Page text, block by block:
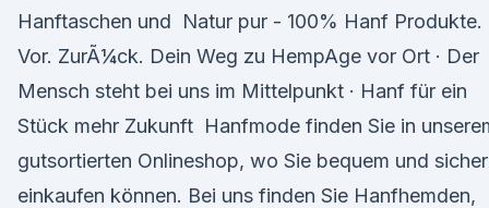
Hanftaschen und Natur pur - 100% Hanf Produkte.
Vor. ZurÃ¼ck. Dein Weg zu HempAge vor Ort · Der
Mensch steht bei uns im Mittelpunkt · Hanf für ein
Stück mehr Zukunft Hanfmode finden Sie in
gutsortierten Onlineshop, wo Sie bequem und sicher
einkaufen können. Bei uns finden Sie Hanfhemden,